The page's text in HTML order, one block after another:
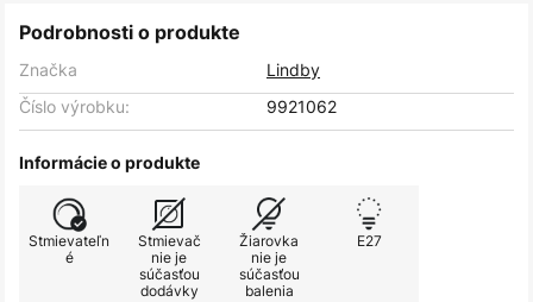
Podrobnosti o produkte
Značka
Lindby
Číslo výrobku:
9921062
Informácie o produkte
Stmievateľn
é
Stmievač
nie je
súčasťou
dodávky
Žiarovka
nie je
súčasťou
balenia
E27